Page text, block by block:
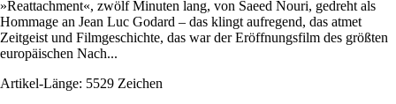
»Reattachment«, zwölf Minuten lang, von Saeed Nouri, gedreht als
Hommage an Jean Luc Godard – das klingt aufregend, das atmet
Zeitgeist und Filmgeschichte, das war der Eröffnungsfilm des größten
europäischen Nach...
Artikel-Länge: 5529 Zeichen